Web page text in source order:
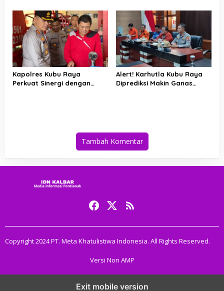
Karhutla di Limbung Kubu
Raya
Titik Rawan Karhutla
Kapolres Kubu Raya
Perkuat Sinergi dengan
Alert! Karhutla Kubu Raya
Diprediksi Makin Ganas
Tambah Komentar
Copyright 2024 PT. Meta Khatulistiwa Indonesia. All Rights Reserved.
Versi Non AMP
Exit mobile version